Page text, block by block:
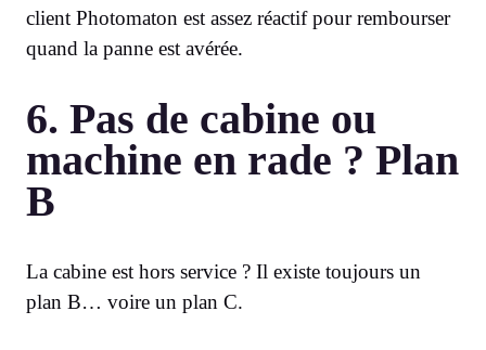
client Photomaton est assez réactif pour rembourser
quand la panne est avérée.
6. Pas de cabine ou
machine en rade ? Plan
B
La cabine est hors service ? Il existe toujours un
plan B… voire un plan C.